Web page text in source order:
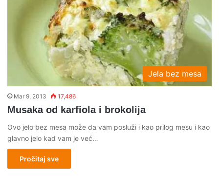
Jela bez mesa
Mar 9, 2013 17,486
Musaka od karfiola i brokolija
Ovo jelo bez mesa može da vam posluži i kao prilog mesu i kao
glavno jelo kad vam je već…
Pročitaj sve